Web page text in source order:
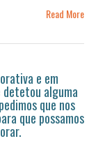
Read More
e em
detetou alguma
que nos
que possamos